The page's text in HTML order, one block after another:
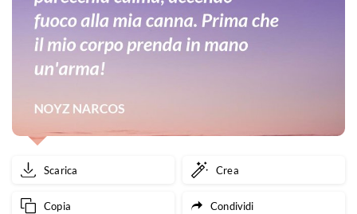
Scarica Crea
Copia Condividi